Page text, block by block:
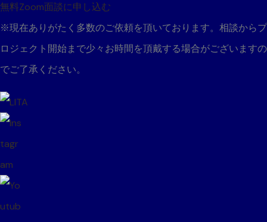
無料Zoom面談に申し込む
※現在ありがたく多数のご依頼を頂いております。 相談からプ
ロジェクト開始まで少々お時間を頂戴する場合がございますの
でご了承ください。